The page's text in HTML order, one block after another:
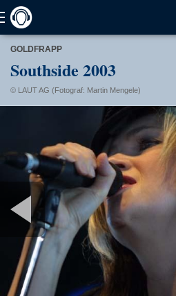
GOLDFRAPP
Southside 2003
© LAUT AG (Fotograf: Martin Mengele)